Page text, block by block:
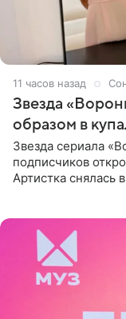
11 часов назад
Звезда
образом в
Звезда сериала
подписчиков
Артистка снялась